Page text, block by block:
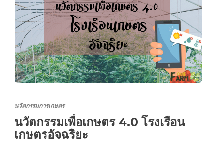
นวัตกรรมการเกษตร
นวัตกรรมเพื่อเกษตร 4.0 โรงเรือน
เกษตรอัจฉริยะ